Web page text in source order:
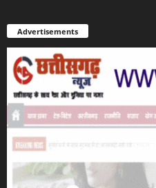
Advertisements